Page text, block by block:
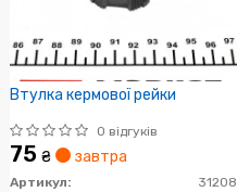
Втулка кермової рейки
0 відгуків
75 ₴ завтра
Артикул:
31208